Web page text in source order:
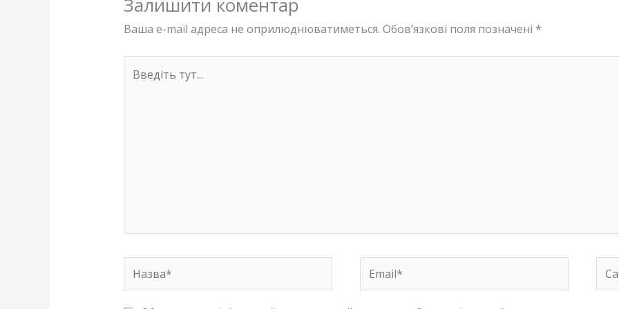
Залишити коментар
Ваша e-mail адреса не оприлюднюватиметься. Обов’язкові поля позначені *
Назва* Email*